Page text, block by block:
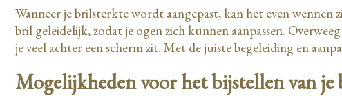
Wanneer je brilsterkte wordt aangepast, kan het even
bril geleidelijk, zodat je ogen zich kunnen aanpassen.
je veel achter een scherm zit. Met de juiste begeleiding en
Mogelijkheden voor het bijstellen van